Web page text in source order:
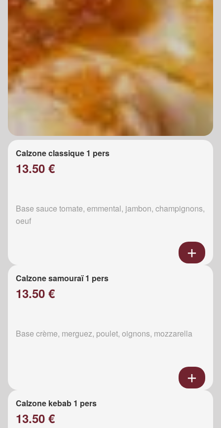
Calzone classique 1 pers
13.50 €
Base sauce tomate, emmental, jambon, champignons,
oeuf
Calzone samouraï 1 pers
13.50 €
Base crème, merguez, poulet, oignons, mozzarella
Calzone kebab 1 pers
13.50 €